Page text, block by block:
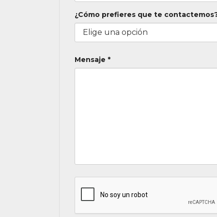
¿Cómo prefieres que te
Mensaje *